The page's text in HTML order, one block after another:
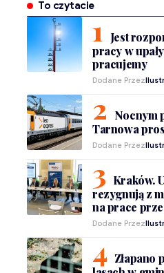
To czytacie
Jest
pracy w
pracujemy
Dodane Przez
Nocnym
Tarnowa
Dodane Przez
Kraków.
rezygnują z
na prace
Dodane Przez
Złapano